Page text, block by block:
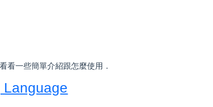
一些簡單介紹跟怎麼使用．
Language